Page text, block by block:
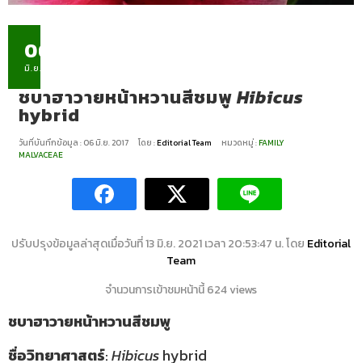
06
มิ.ย.
ชบาฮาวายหน้าหวานสีชมพูHibicus
hybrid
วันที่บันทึกข้อมูล : 06 มิ.ย. 2017 โดย :Editorial Team หมวดหมู่ :FAMILY
MALVACEAE
ปรับปรุงข้อมูลล่าสุดเมื่อวันที่ 13 มิ.ย. 2021 เวลา 20:53:47 น. โดย Editorial
Team
จำนวนการเข้าชมหน้านี้ 624 views
ชบาฮาวายหน้าหวานสีชมพู
ชื่อวิทยาศาสตร์:Hibicushybrid